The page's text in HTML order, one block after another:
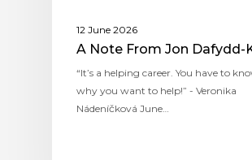
12 June 2026
A Note From Jon Dafydd-
“It’s a helping career. You have to
why you want to help!” - Veronika
Nádeníčková June…